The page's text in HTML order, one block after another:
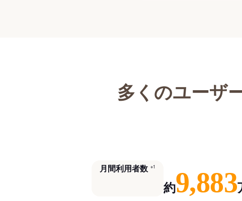
多くのユーザ
月間利用者数 ※1
約9,883